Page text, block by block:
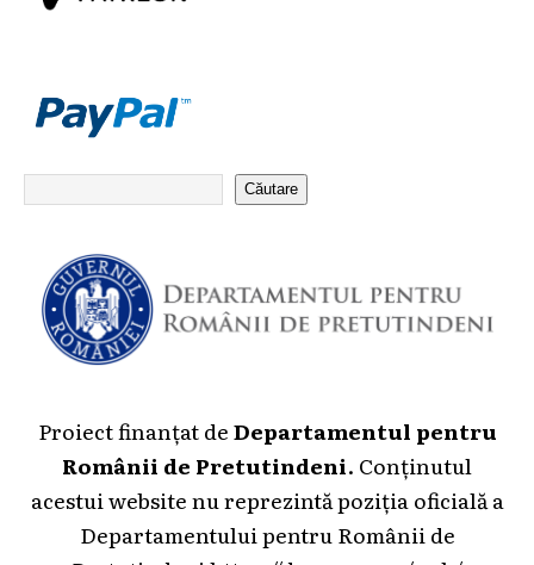
Căutare
Proiect finanțat deDepartamentul pentru
Românii de Pretutindeni. Conținutul
acestui website nu reprezintă poziția oficială a
Departamentului pentru Românii de